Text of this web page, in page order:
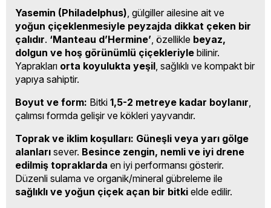
Yasemin (Philadelphus), gülgiller ailesine ait ve
yoğun çiçeklenmesiyle peyzajda dikkat çeken bir
çalıdır. ‘Manteau d’Hermine’, özellikle beyaz,
dolgun ve hoş görünümlü çiçekleriyle bilinir.
Yaprakları orta koyulukta yeşil, sağlıklı ve kompakt bir
yapıya sahiptir.
Boyut ve form: Bitki 1,5-2 metreye kadar boylanır,
çalımsı formda gelişir ve kökleri yayvandır.
Toprak ve iklim koşulları: Güneşli veya yarı gölge
alanları sever. Besince zengin, nemli ve iyi drene
edilmiş topraklarda en iyi performansı gösterir.
Düzenli sulama ve organik/mineral gübreleme ile
sağlıklı ve yoğun çiçek açan bir bitki elde edilir.